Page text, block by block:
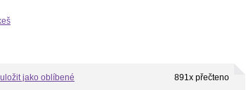
uložit jako oblíbené 891x přečteno